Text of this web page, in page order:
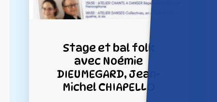
Stage et bal folk
avec Noémie
DIEUMEGARD, Jean-
Michel CHIAPELLO